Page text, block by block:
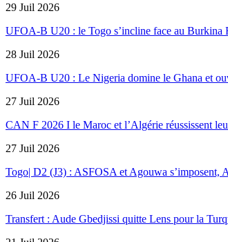
29 Juil 2026
UFOA-B U20 : le Togo s’incline face au Burkina
28 Juil 2026
UFOA-B U20 : Le Nigeria domine le Ghana et
27 Juil 2026
CAN F 2026 I le Maroc et l’Algérie réussissent
27 Juil 2026
Togo| D2 (J3) : ASFOSA et Agouwa s’imposent,
26 Juil 2026
Transfert : Aude Gbedjissi quitte Lens pour la